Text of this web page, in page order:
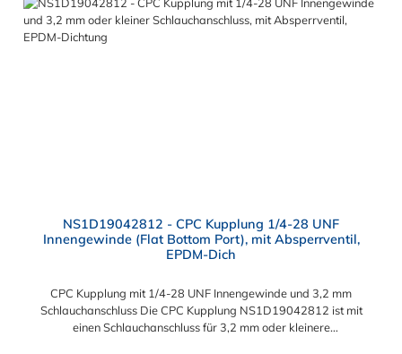
NS1D19042812 - CPC Kupplung 1/4-28 UNF
Innengewinde (Flat Bottom Port), mit Absperrventil,
EPDM-Dich
CPC Kupplung mit 1/4-28 UNF Innengewinde und 3,2 mm
Schlauchanschluss Die CPC Kupplung NS1D19042812 ist mit
einen Schlauchanschluss für 3,2 mm oder kleinere